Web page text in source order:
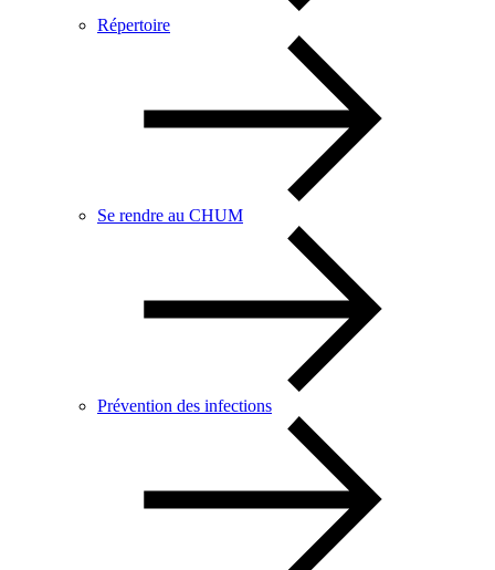
Répertoire
Se rendre au CHUM
Prévention des infections